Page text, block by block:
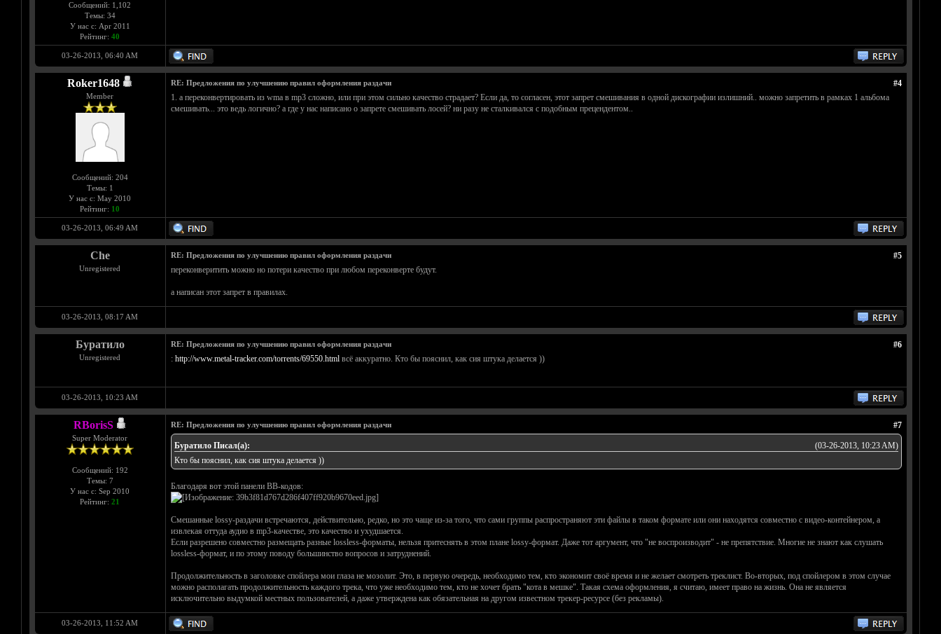
Сообщений: 1,102
Темы: 34
У нас с: Apr 2011
Рейтинг: 40
03-26-2013, 06:40 AM
Roker1648
Member
Сообщений: 204
Темы: 1
У нас с: May 2010
Рейтинг: 10
#4
RE: Предложения по улучшению правил оформления раздачи
1. а переконвертировать из wma в mp3 сложно, или при этом сильно качество страдает? Если да, то согласен, этот запрет смешивания в одной дискографии излишний.. можно запретить в рамках 1 альбома
смешивать... это ведь логично? а где у нас написано о запрете смешивать лосей? ни разу не сталкивался с подобным прецендентом..
03-26-2013, 06:49 AM
Che
Unregistered
#5
RE: Предложения по улучшению правил оформления раздачи
переконверитить можно но потери качество при любом переконверте будут.
а написан этот запрет в правилах.
03-26-2013, 08:17 AM
Буратило
Unregistered
#6
RE: Предложения по улучшению правил оформления раздачи
: http://www.metal-tracker.com/torrents/69550.htmlвсё аккуратно. Кто бы пояснил, как сия штука делается ))
03-26-2013, 10:23 AM
RBorisS
Super Moderator
Сообщений: 192
Темы: 7
У нас с: Sep 2010
Рейтинг: 21
#7
RE: Предложения по улучшению правил оформления раздачи
(03-26-2013, 10:23 AM)
Буратило Писал(а):
Кто бы пояснил, как сия штука делается ))
Благодаря вот этой панели BB-кодов:
Смешанные lossy-раздачи встречаются, действительно, редко, но это чаще из-за того, что сами группы распространяют эти файлы в таком формате или они находятся совместно с видео-контейнером, а
извлекая оттуда аудио в mp3-качестве, это качество и ухудшается.
Если разрешено совместно размещать разные lossless-форматы, нельзя притеснять в этом плане lossy-формат. Даже тот аргумент, что "не воспроизводит" - не препятствие. Многие не знают как слушать
lossless-формат, и по этому поводу большинство вопросов и затруднений.
Продолжительность в заголовке спойлера мои глаза не мозолит. Это, в первую очередь, необходимо тем, кто экономит своё время и не желает смотреть треклист. Во-вторых, под спойлером в этом случае
можно располагать продолжительность каждого трека, что уже необходимо тем, кто не хочет брать "кота в мешке". Такая схема оформления, я считаю, имеет право на жизнь. Она не является
исключительно выдумкой местных пользователей, а даже утверждена как обязательная на другом известном трекер-ресурсе (без рекламы).
03-26-2013, 11:52 AM